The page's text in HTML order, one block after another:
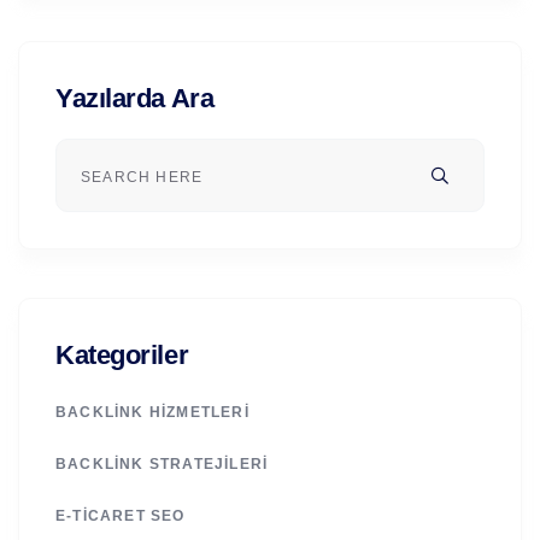
Yazılarda Ara
Kategoriler
BACKLINK HIZMETLERI
BACKLINK STRATEJILERI
E-TICARET SEO